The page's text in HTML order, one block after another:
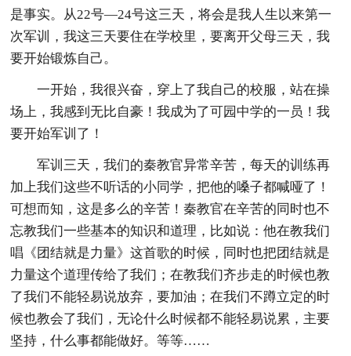
是事实。从22号—24号这三天，将会是我人生以来第一
次军训，我这三天要住在学校里，要离开父母三天，我
要开始锻炼自己。
一开始，我很兴奋，穿上了我自己的校服，站在操
场上，我感到无比自豪！我成为了可园中学的一员！我
要开始军训了！
军训三天，我们的秦教官异常辛苦，每天的训练再
加上我们这些不听话的小同学，把他的嗓子都喊哑了！
可想而知，这是多么的辛苦！秦教官在辛苦的同时也不
忘教我们一些基本的知识和道理，比如说：他在教我们
唱《团结就是力量》这首歌的时候，同时也把团结就是
力量这个道理传给了我们；在教我们齐步走的时候也教
了我们不能轻易说放弃，要加油；在我们不蹲立定的时
候也教会了我们，无论什么时候都不能轻易说累，主要
坚持，什么事都能做好。等等……